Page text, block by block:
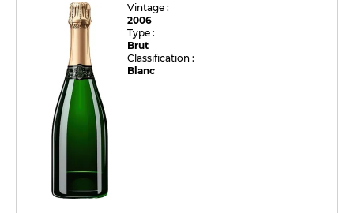
Vintage :
2006
Type :
Brut
Classification :
Blanc